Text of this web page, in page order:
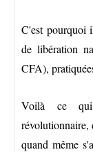
C'est pourquoi
de libération
CFA),
Voilà ce qui
révolutionnaire,
quand même